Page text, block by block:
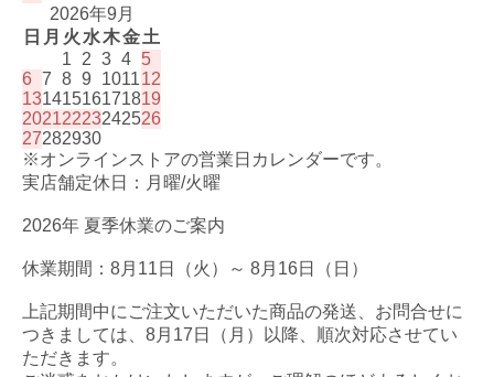
2026年9月
日 月 火 水木金土
1
2 3 4 5
6 7 8 9 101112
13141516171819
20212223242526
27282930
※オンラインストアの営業日カレンダーです。
実店舗定休日：月曜/火曜
2026年 夏季休業のご案内
休業期間：8月11日（火）～ 8月16日（日）
上記期間中にご注文いただいた商品の発送、お問合せに
つきましては、8月17日（月）以降、順次対応させてい
ただきます。